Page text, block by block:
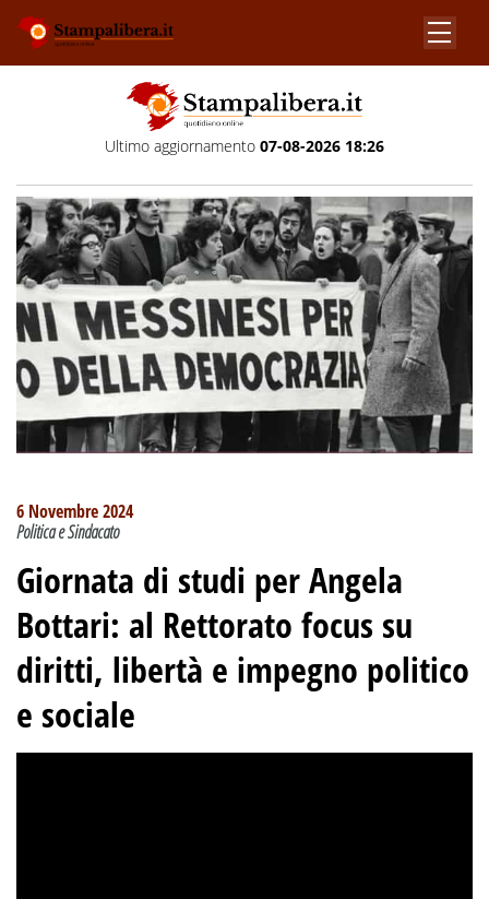
Ultimo aggiornamento 07-08-2026 18:26
6 Novembre 2024
Politica e Sindacato
Giornata di studi per Angela
Bottari: al Rettorato focus su
diritti, libertà e impegno politico
e sociale